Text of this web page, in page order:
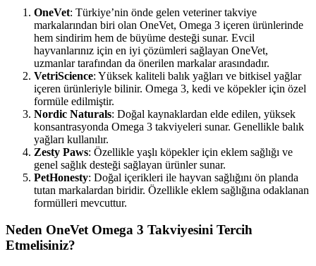
OneVet: Türkiye’nin önde gelen veteriner takviye
markalarından biri olan OneVet, Omega 3 içeren ürünlerinde
hem sindirim hem de büyüme desteği sunar. Evcil
hayvanlarınız için en iyi çözümleri sağlayan OneVet,
uzmanlar tarafından da önerilen markalar arasındadır.
VetriScience: Yüksek kaliteli balık yağları ve bitkisel yağlar
içeren ürünleriyle bilinir. Omega 3, kedi ve köpekler için özel
formüle edilmiştir.
Nordic Naturals: Doğal kaynaklardan elde edilen, yüksek
konsantrasyonda Omega 3 takviyeleri sunar. Genellikle balık
yağları kullanılır.
Zesty Paws: Özellikle yaşlı köpekler için eklem sağlığı ve
genel sağlık desteği sağlayan ürünler sunar.
PetHonesty: Doğal içerikleri ile hayvan sağlığını ön planda
tutan markalardan biridir. Özellikle eklem sağlığına odaklanan
formülleri mevcuttur.
Neden OneVet Omega 3 Takviyesini Tercih
Etmelisiniz?